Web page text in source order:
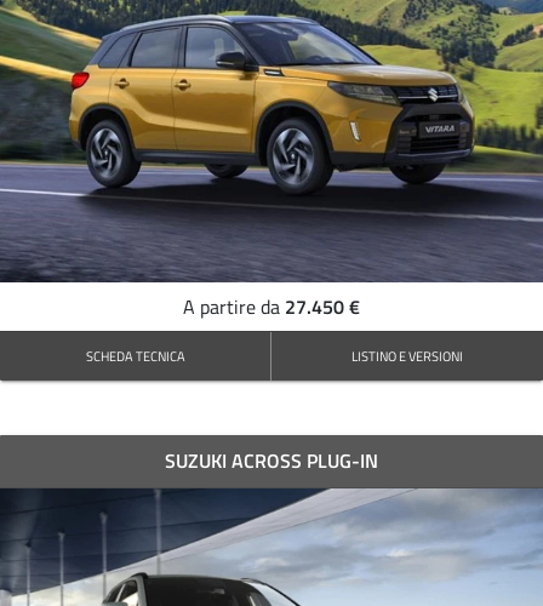
A partire da 27.450 €
SCHEDA TECNICA LISTINO E VERSIONI
SUZUKI ACROSS PLUG-IN